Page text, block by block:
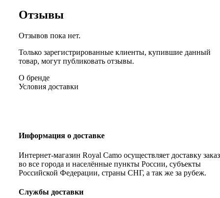
Отзывы
Отзывов пока нет.
Только зарегистрированные клиенты, купившие данный
товар, могут публиковать отзывы.
О бренде
Условия доставки
Информация о доставке
Интернет-магазин Royal Camo осуществляет доставку
во все города и населённые пункты России, субъекты
Российской Федерации, страны СНГ, а так же за рубеж.
Службы доставки